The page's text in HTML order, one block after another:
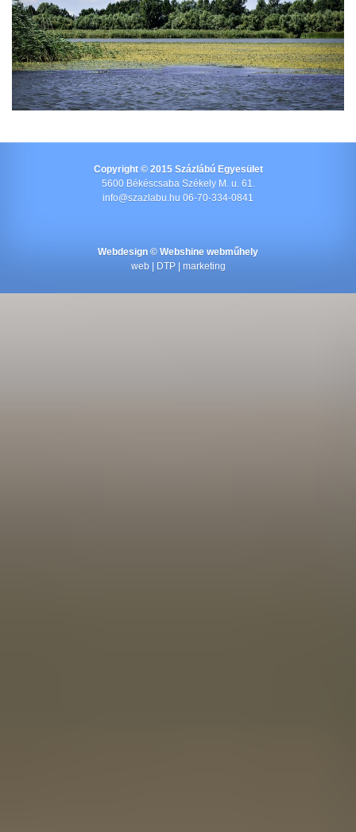
Copyright © 2015 Százlábú Egyesület
5600 Békéscsaba Székely M. u. 61.
info@szazlabu.hu 06-70-334-0841
Webdesign © Webshine webműhely
web | DTP | marketing